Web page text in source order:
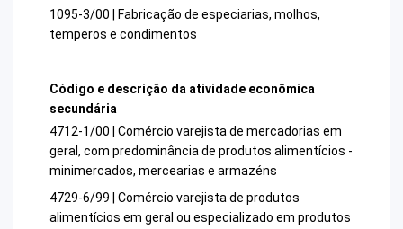
1095-3/00 | Fabricação de especiarias, molhos,
temperos e condimentos
Código e descrição da atividade econômica
secundária
4712-1/00 | Comércio varejista de mercadorias em
geral, com predominância de produtos alimentícios -
minimercados, mercearias e armazéns
4729-6/99 | Comércio varejista de produtos
alimentícios em geral ou especializado em produtos